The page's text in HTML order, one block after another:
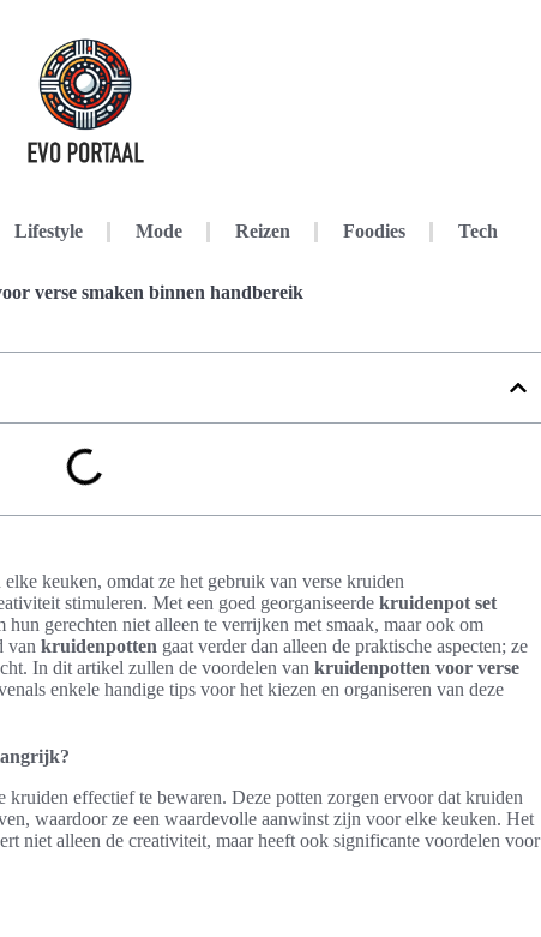
Lifestyle Mode Reizen Foodies Tech
verse smaken binnen handbereik
keuken, omdat ze het gebruik van verse kruiden
stimuleren. Met een goed georganiseerde kruidenpot set
gerechten niet alleen te verrijken met smaak, maar ook om
van kruidenpotten gaat verder dan alleen de praktische aspecten; ze
In dit artikel zullen de voordelen van kruidenpotten voor verse
enkele handige tips voor het kiezen en organiseren van deze
kruiden effectief te bewaren. Deze potten zorgen ervoor dat kruiden
waardoor ze een waardevolle aanwinst zijn voor elke keuken. Het
niet alleen de creativiteit, maar heeft ook significante voordelen voor